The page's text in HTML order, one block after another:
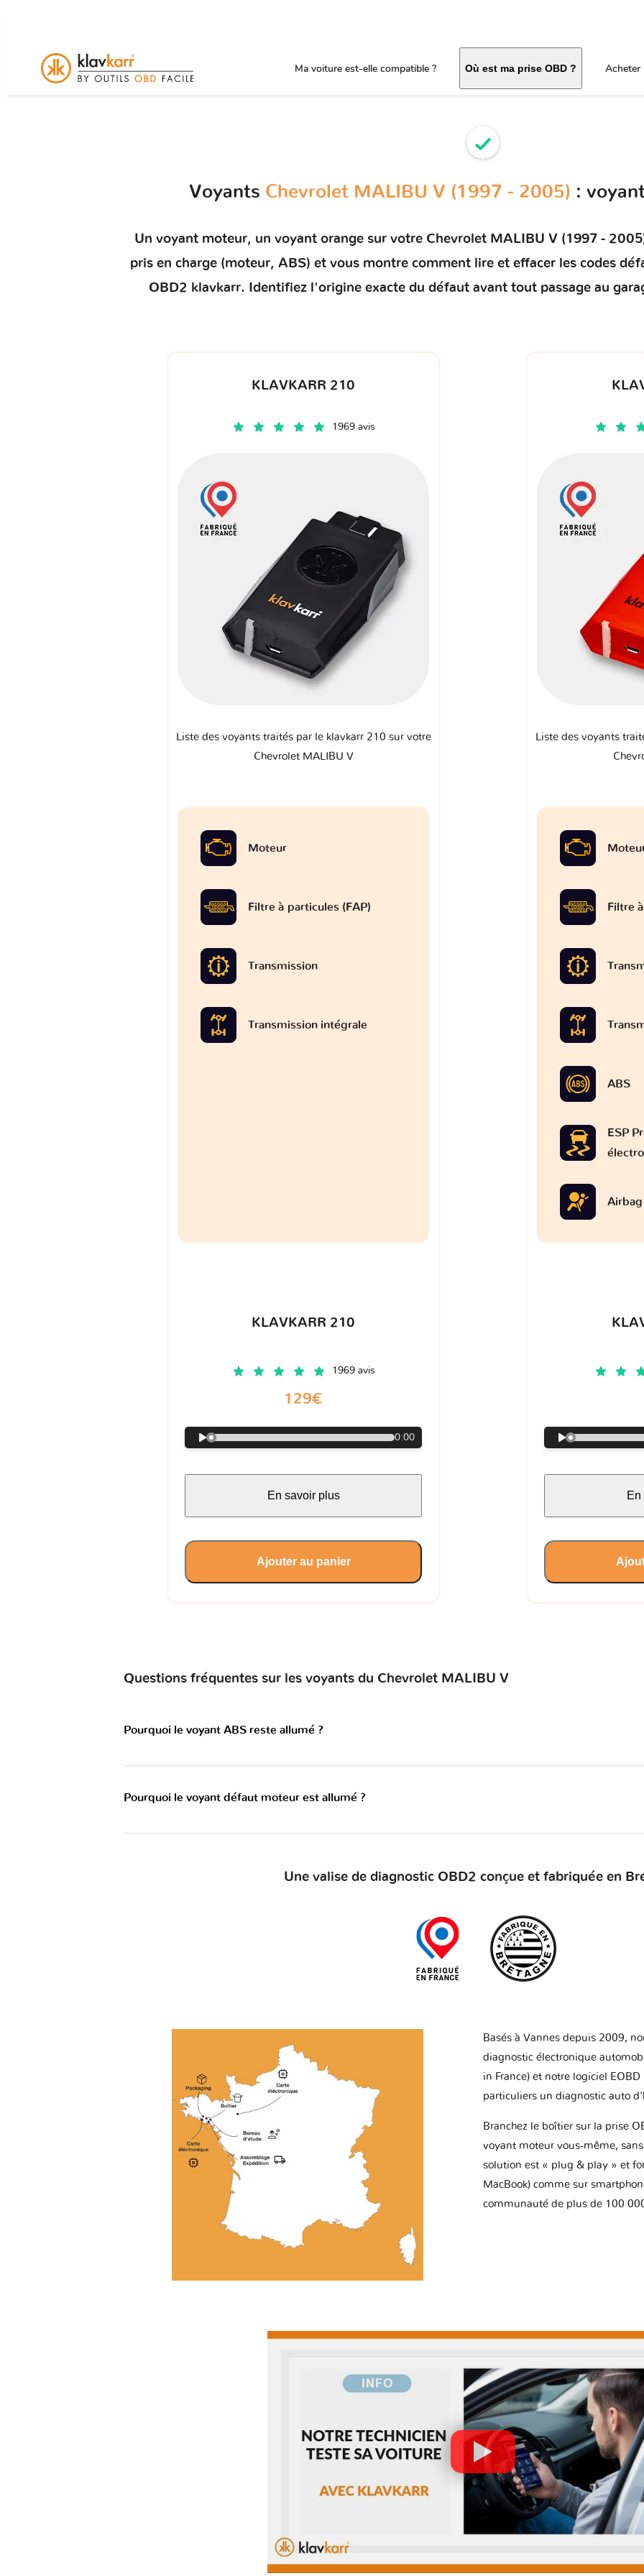
Ma voiture est-elle compatible ? Où est ma prise OBD ? Acheter
Voyants Chevrolet MALIBU V (1997 - 2005) :
Un voyant moteur, un voyant orange sur votre Chevrolet MALIBU V (1997 -
pris en charge (moteur, ABS) et vous montre comment lire et effacer les codes
OBD2 klavkarr. Identifiez l'origine exacte du défaut avant tout passage au
KLAVKARR 210
1969 avis
Liste des voyants traités par le klavkarr 210 sur votre
Chevrolet MALIBU V
Moteur
Filtre à particules (FAP)
Transmission
Transmission intégrale
KLAVKARR 210
1969 avis
129€
0:00
En savoir plus
Ajouter au panier
Liste des voyants
Filtre
ABS
ESP
Airbag
Questions fréquentes sur les voyants du Chevrolet MALIBU V
Pourquoi le voyant ABS reste allumé ?
Pourquoi le voyant défaut moteur est allumé ?
Une valise de diagnostic OBD2 conçue et fabriquée en
Basés à Vannes depuis 2009,
diagnostic électronique
in France) et notre logiciel
particuliers un diagnostic auto
Branchez le boîtier sur la prise
voyant moteur vous-même,
solution est « plug & play » et
MacBook) comme sur
communauté de plus de 100